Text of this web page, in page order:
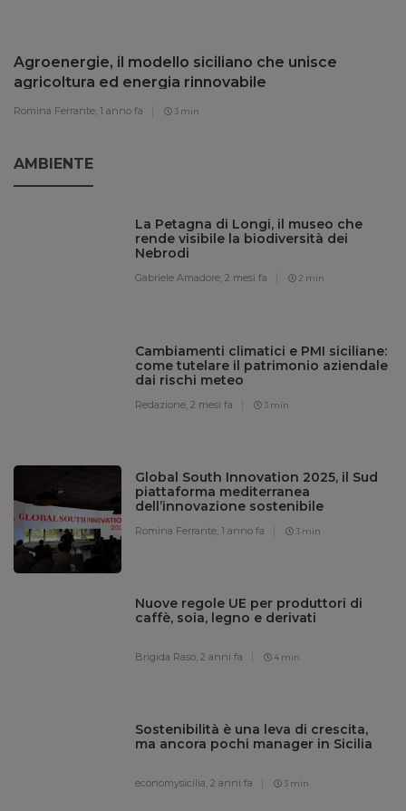
Agroenergie, il modello siciliano che unisce
agricoltura ed energia rinnovabile
Romina Ferrante, 1 anno fa 3 min
AMBIENTE
La Petagna di Longi, il museo che
rende visibile la biodiversità dei
Nebrodi
Gabriele Amadore,2 mesi fa 2 min
Cambiamenti climatici e PMI siciliane:
come tutelare il patrimonio aziendale
dai rischi meteo
Redazione,2 mesi fa 3 min
Global South Innovation 2025, il Sud
piattaforma mediterranea
dell’innovazione sostenibile
Romina Ferrante,1 anno fa 3 min
Nuove regole UE per produttori di
caffè, soia, legno e derivati
Brigida Raso,2 anni fa 4 min
Sostenibilità è una leva di crescita,
ma ancora pochi manager in Sicilia
economysicilia,2 anni fa 3 min